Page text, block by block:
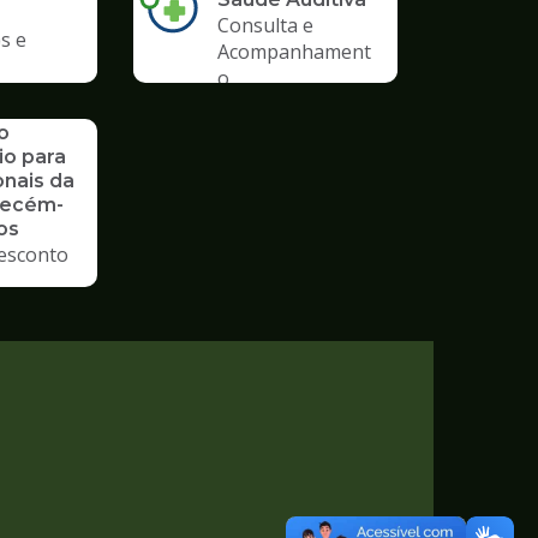
e
Consulta e
Acompanhament
o
para
da